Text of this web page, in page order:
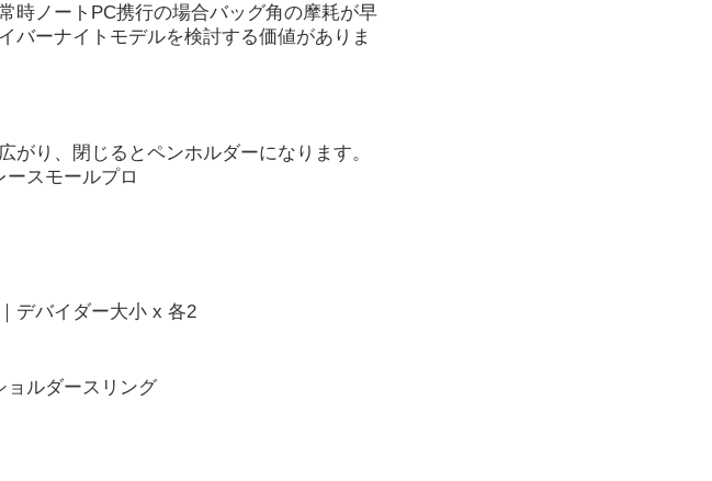
時ノートPC携行の場合バッグ角の摩耗が早
バーナイトモデルを検討する価値がありま
り、閉じるとペンホルダーになります。
スモールプロ
デバイダー大小 x 各2
ョルダースリング